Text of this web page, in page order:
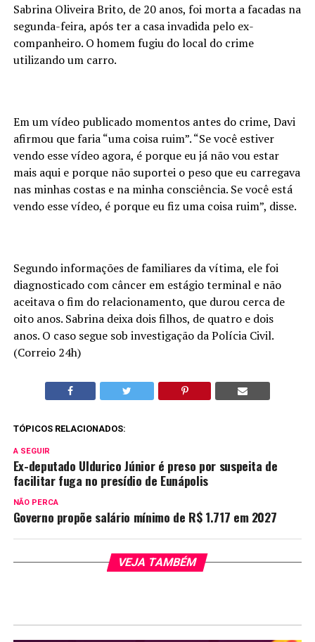
Sabrina Oliveira Brito, de 20 anos, foi morta a facadas na
segunda-feira, após ter a casa invadida pelo ex-
companheiro. O homem fugiu do local do crime
utilizando um carro.
Em um vídeo publicado momentos antes do crime, Davi
afirmou que faria “uma coisa ruim”. “Se você estiver
vendo esse vídeo agora, é porque eu já não vou estar
mais aqui e porque não suportei o peso que eu carregava
nas minhas costas e na minha consciência. Se você está
vendo esse vídeo, é porque eu fiz uma coisa ruim”, disse.
Segundo informações de familiares da vítima, ele foi
diagnosticado com câncer em estágio terminal e não
aceitava o fim do relacionamento, que durou cerca de
oito anos. Sabrina deixa dois filhos, de quatro e dois
anos. O caso segue sob investigação da Polícia Civil.
(Correio 24h)
TÓPICOS RELACIONADOS:
A SEGUIR
Ex-deputado Uldurico Júnior é preso por suspeita de
facilitar fuga no presídio de Eunápolis
NÃO PERCA
Governo propõe salário mínimo de R$ 1.717 em 2027
VEJA TAMBÉM